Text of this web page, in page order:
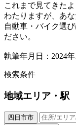
これまで見てきた
わたりますが、あ
自動車・バイク選
ださい。
執筆年月日：2024年
検索条件
地域エリア・駅
四日市市